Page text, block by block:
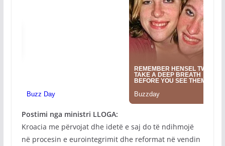
Postimi nga ministri LLOGA:
Kroacia me përvojat dhe idetë e saj do të ndihmojë
në procesin e eurointegrimit dhe reformat në vendin